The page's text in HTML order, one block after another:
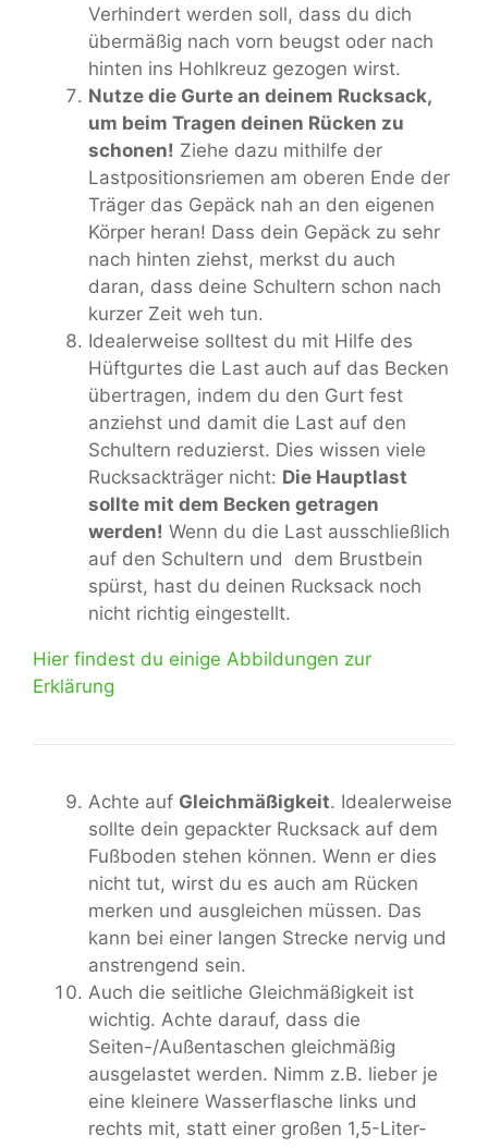
Verhindert werden soll, dass du dich
übermäßig nach vorn beugst oder nach
hinten ins Hohlkreuz gezogen wirst.
Nutze die Gurte an deinem Rucksack,
um beim Tragen deinen Rücken zu
schonen! Ziehe dazu mithilfe der
Lastpositionsriemen am oberen Ende der
Träger das Gepäck nah an den eigenen
Körper heran! Dass dein Gepäck zu sehr
nach hinten ziehst, merkst du auch
daran, dass deine Schultern schon nach
kurzer Zeit weh tun.
Idealerweise solltest du mit Hilfe des
Hüftgurtes die Last auch auf das Becken
übertragen, indem du den Gurt fest
anziehst und damit die Last auf den
Schultern reduzierst. Dies wissen viele
Rucksackträger nicht: Die Hauptlast
sollte mit dem Becken getragen
werden! Wenn du die Last ausschließlich
auf den Schultern und dem Brustbein
spürst, hast du deinen Rucksack noch
nicht richtig eingestellt.
Hier findest du einige Abbildungen zur
Erklärung
Achte auf Gleichmäßigkeit. Idealerweise
sollte dein gepackter Rucksack auf dem
Fußboden stehen können. Wenn er dies
nicht tut, wirst du es auch am Rücken
merken und ausgleichen müssen. Das
kann bei einer langen Strecke nervig und
anstrengend sein.
Auch die seitliche Gleichmäßigkeit ist
wichtig. Achte darauf, dass die
Seiten-/Außentaschen gleichmäßig
ausgelastet werden. Nimm z.B. lieber je
eine kleinere Wasserflasche links und
rechts mit, statt einer großen 1,5-Liter-